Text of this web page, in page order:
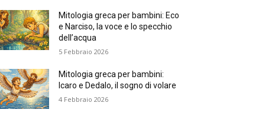
Mitologia greca per bambini: Eco
e Narciso, la voce e lo specchio
dell’acqua
5 Febbraio 2026
Mitologia greca per bambini:
Icaro e Dedalo, il sogno di volare
4 Febbraio 2026